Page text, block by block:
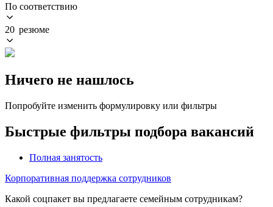
По соответствию
20 резюме
Ничего не нашлось
Попробуйте изменить формулировку или фильтры
Быстрые фильтры подбора вакансий
Полная занятость
Корпоративная поддержка сотрудников
Какой соцпакет вы предлагаете семейным сотрудникам?